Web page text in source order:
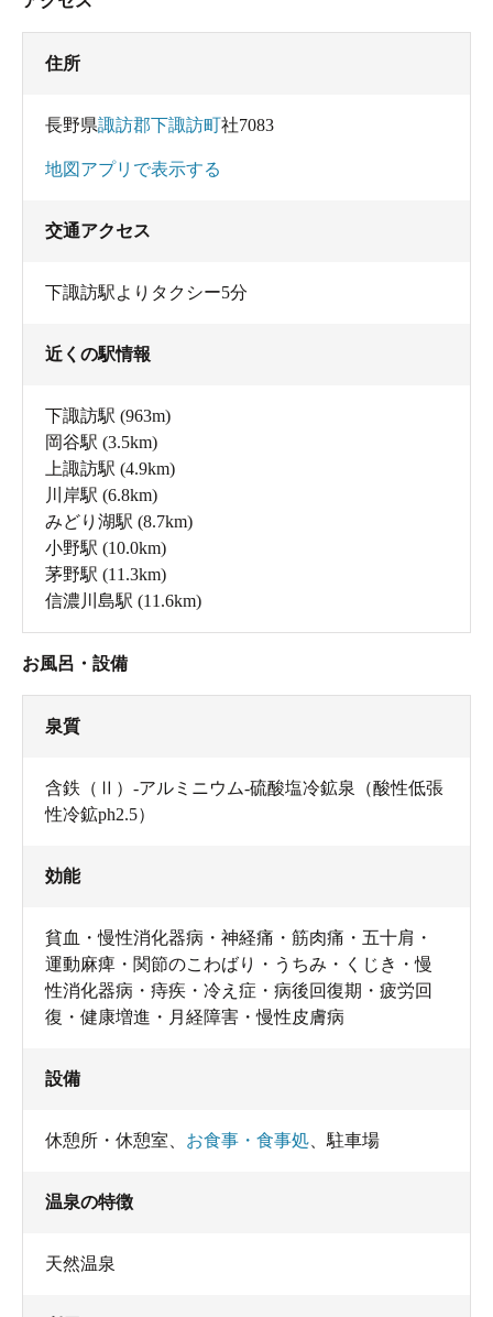
住所
長野県諏訪郡下諏訪町社7083
地図アプリで表示する
交通アクセス
下諏訪駅よりタクシー5分
近くの駅情報
下諏訪駅 (963m)
岡谷駅 (3.5km)
上諏訪駅 (4.9km)
川岸駅 (6.8km)
みどり湖駅 (8.7km)
小野駅 (10.0km)
茅野駅 (11.3km)
信濃川島駅 (11.6km)
お風呂・設備
泉質
含鉄（Ⅱ）-アルミニウム-硫酸塩冷鉱泉（酸性低張
性冷鉱ph2.5）
効能
貧血・慢性消化器病・神経痛・筋肉痛・五十肩・
運動麻痺・関節のこわばり・うちみ・くじき・慢
性消化器病・痔疾・冷え症・病後回復期・疲労回
復・健康増進・月経障害・慢性皮膚病
設備
休憩所・休憩室 お食事・食事処 駐車場
温泉の特徴
天然温泉